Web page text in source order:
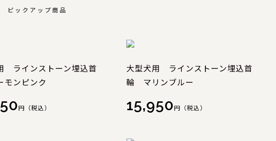
ピックアップ商品
ラインストーン埋込首
ンピンク
円（税込）
大型犬用 ラインストーン埋込首
輪 マリンブルー
15,950円（税込）